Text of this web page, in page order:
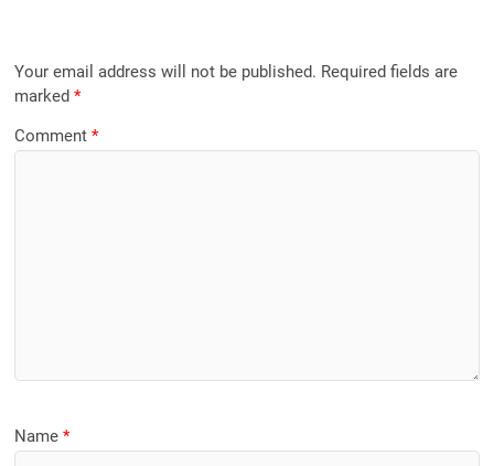
Your email address will not be published. Required fields are
marked*
Comment*
Name*